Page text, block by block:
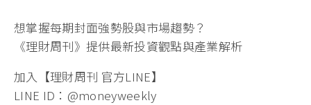
想掌握每期封面強勢股與市場趨勢？
《理財周刊》提供最新投資觀點與產業解析
加入【理財周刊 官方LINE】
LINE ID：@moneyweekly